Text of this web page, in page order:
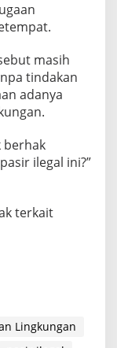
masih
tindakan
adanya
berhak
ilegal ini?”
terkait
Lingkungan